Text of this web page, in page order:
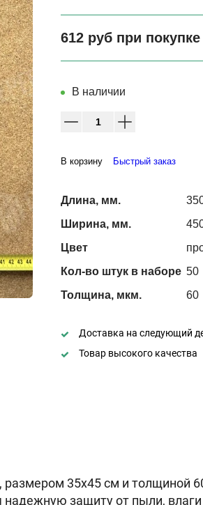
612 руб при
В наличии
В корзину Быстрый заказ
Длина, мм.
Ширина, мм.
Цвет
Кол-во штук в наборе 50
Толщина, мкм.
60
Доставка на следующий
Товар высокого качества
35х45 см и толщиной
защиту от пыли,